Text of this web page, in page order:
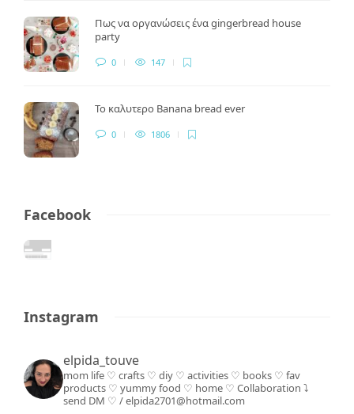
Πως να οργανώσεις ένα gingerbread house
party
0 147
Το καλυτερο Banana bread ever
0 1806
Facebook
Instagram
elpida_touve
mom life ♡ crafts ♡ diy ♡ activities ♡ books ♡ fav
products ♡ yummy food ♡ home ♡ Collaboration ⤵️
send DM ♡ / elpida2701@hotmail.com